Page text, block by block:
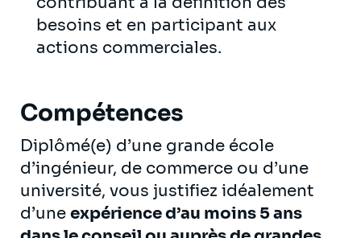
besoins et en participant aux
actions commerciales.
Compétences
Diplômé(e) d’une grande école
d’ingénieur, de commerce ou d’une
université, vous justifiez idéalement
d’une expérience d’au moins 5 ans